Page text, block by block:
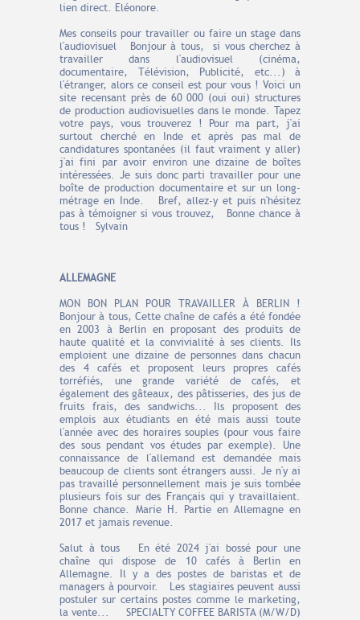
lien direct. Eléonore.
Mes conseils pour travailler ou faire un stage dans
l'audiovisuel Bonjour à tous, si vous cherchez à
travailler dans l'audiovisuel (cinéma,
documentaire, Télévision, Publicité, etc...) à
l'étranger, alors ce conseil est pour vous ! Voici un
site recensant près de 60 000 (oui oui) structures
de production audiovisuelles dans le monde. Tapez
votre pays, vous trouverez ! Pour ma part, j'ai
surtout cherché en Inde et après pas mal de
candidatures spontanées (il faut vraiment y aller)
j'ai fini par avoir environ une dizaine de boîtes
intéressées. Je suis donc parti travailler pour une
boîte de production documentaire et sur un long-
métrage en Inde. Bref, allez-y et puis n'hésitez
pas à témoigner si vous trouvez, Bonne chance à
tous ! Sylvain
ALLEMAGNE
MON BON PLAN POUR TRAVAILLER À BERLIN !
Bonjour à tous, Cette chaîne de cafés a été fondée
en 2003 à Berlin en proposant des produits de
haute qualité et la convivialité à ses clients. Ils
emploient une dizaine de personnes dans chacun
des 4 cafés et proposent leurs propres cafés
torréfiés, une grande variété de cafés, et
également des gâteaux, des pâtisseries, des jus de
fruits frais, des sandwichs... Ils proposent des
emplois aux étudiants en été mais aussi toute
l'année avec des horaires souples (pour vous faire
des sous pendant vos études par exemple). Une
connaissance de l'allemand est demandée mais
beaucoup de clients sont étrangers aussi. Je n'y ai
pas travaillé personnellement mais je suis tombée
plusieurs fois sur des Français qui y travaillaient.
Bonne chance. Marie H. Partie en Allemagne en
2017 et jamais revenue.
Salut à tous En été 2024 j'ai bossé pour une
chaîne qui dispose de 10 cafés à Berlin en
Allemagne. Il y a des postes de baristas et de
managers à pourvoir. Les stagiaires peuvent aussi
postuler sur certains postes comme le marketing,
la vente... SPECIALTY COFFEE BARISTA (M/W/D)